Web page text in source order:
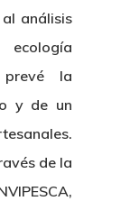
al análisis
prevé la
y de un
de la